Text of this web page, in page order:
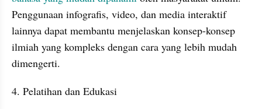
Penggunaan infografis, video, dan media interaktif
lainnya dapat membantu menjelaskan konsep-konsep
ilmiah yang kompleks dengan cara yang lebih mudah
dimengerti.
4. Pelatihan dan Edukasi